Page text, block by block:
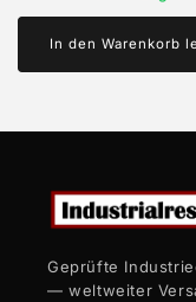
In den Warenkorb
Geprüfte
— weltweiter